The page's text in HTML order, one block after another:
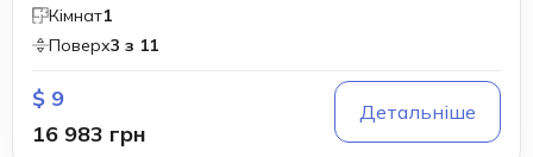
Кімнат1
Поверх3 з 11
$ 9
16 983 грн
Детальніше